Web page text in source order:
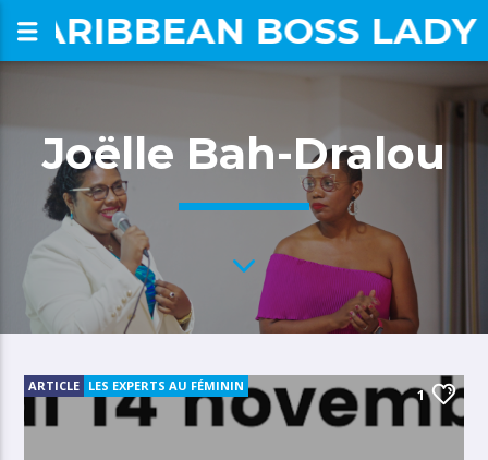
CARIBBEAN BOSS LADY
Joëlle Bah-Dralou
ARTICLE LES EXPERTS AU FÉMININ 1